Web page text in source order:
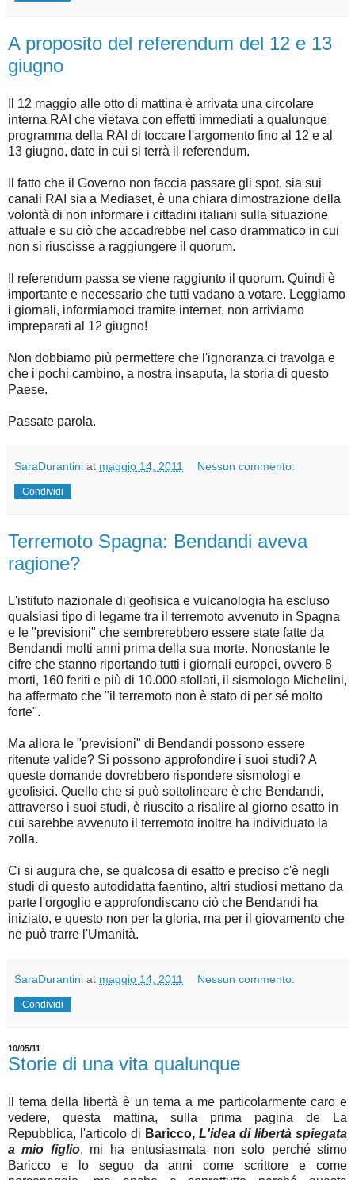
A proposito del referendum del 12 e 13
giugno
Il 12 maggio alle otto di mattina è arrivata una circolare
interna RAI che vietava con effetti immediati a qualunque
programma della RAI di toccare l'argomento fino al 12 e al
13 giugno, date in cui si terrà il referendum.
Il fatto che il Governo non faccia passare gli spot, sia sui
canali RAI sia a Mediaset, è una chiara dimostrazione della
volontà di non informare i cittadini italiani sulla situazione
attuale e su ciò che accadrebbe nel caso drammatico in cui
non si riuscisse a raggiungere il quorum.
Il referendum passa se viene raggiunto il quorum. Quindi è
importante e necessario che tutti vadano a votare. Leggiamo
i giornali, informiamoci tramite internet, non arriviamo
impreparati al 12 giugno!
Non dobbiamo più permettere che l'ignoranza ci travolga e
che i pochi cambino, a nostra insaputa, la storia di questo
Paese.
Passate parola.
SaraDurantini at maggio 14, 2011 Nessun commento:
Condividi
Terremoto Spagna: Bendandi aveva
ragione?
L'istituto nazionale di geofisica e vulcanologia ha escluso
qualsiasi tipo di legame tra il terremoto avvenuto in Spagna
e le "previsioni" che sembrerebbero essere state fatte da
Bendandi molti anni prima della sua morte. Nonostante le
cifre che stanno riportando tutti i giornali europei, ovvero 8
morti, 160 feriti e più di 10.000 sfollati, il sismologo Michelini,
ha affermato che "il terremoto non è stato di per sé molto
forte".
Ma allora le "previsioni" di Bendandi possono essere
ritenute valide? Si possono approfondire i suoi studi? A
queste domande dovrebbero rispondere sismologi e
geofisici. Quello che si può sottolineare è che Bendandi,
attraverso i suoi studi, è riuscito a risalire al giorno esatto in
cui sarebbe avvenuto il terremoto inoltre ha individuato la
zolla.
Ci si augura che, se qualcosa di esatto e preciso c'è negli
studi di questo autodidatta faentino, altri studiosi mettano da
parte l'orgoglio e approfondiscano ciò che Bendandi ha
iniziato, e questo non per la gloria, ma per il giovamento che
ne può trarre l'Umanità.
SaraDurantini at maggio 14, 2011 Nessun commento:
Condividi
10/05/11
Storie di una vita qualunque
Il tema della libertà è un tema a me particolarmente caro e
vedere, questa mattina, sulla prima pagina de La
Repubblica, l'articolo di Baricco, L'idea di libertà spiegata
a mio figlio, mi ha entusiasmata non solo perché stimo
Baricco e lo seguo da anni come scrittore e come